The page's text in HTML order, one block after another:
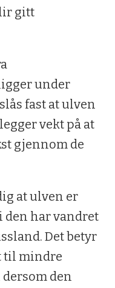
gitt
under
fast at ulven
vekt på at
gjennom de
at ulven er
har vandret
Det betyr
til mindre
den